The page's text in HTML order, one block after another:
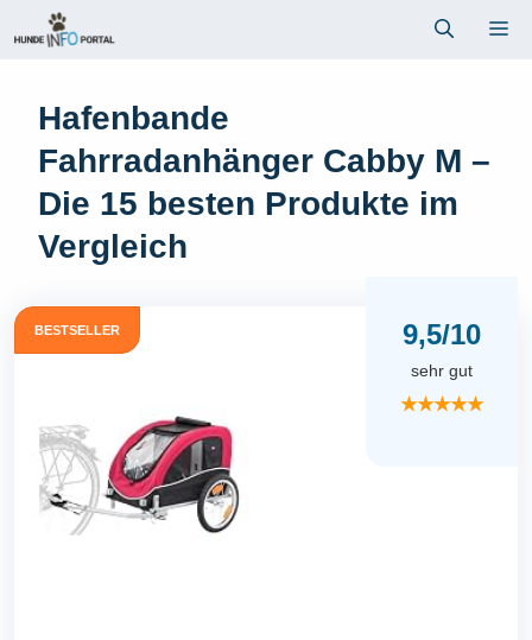
Inhalt
Hafenbande
Fahrradanhänger Cabby M –
Die 15 besten Produkte im
Vergleich
BESTSELLER 9,5/10
sehr gut
★★★★★